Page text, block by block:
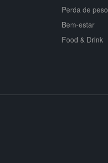
Perda de peso
Bem-estar
Food & Drink